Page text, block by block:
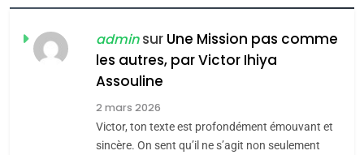
FIÈRE, DIGNE ET RÉSILIENTE :
POURQUOI JE REVENDIQUE
MA JUDAÏTE par Thérèse
Zrihen-Dvir
ISRAÉL JUDAISME
CE QUI NOUS MANQUE –
Jacques Hadida
adminsur Une Mission pas comme
les autres, par Victor Ihiya
Assouline
2 mars 2026
Victor, ton texte est profondément émouvant et
sincère. On sent qu’il ne s’agit non seulement